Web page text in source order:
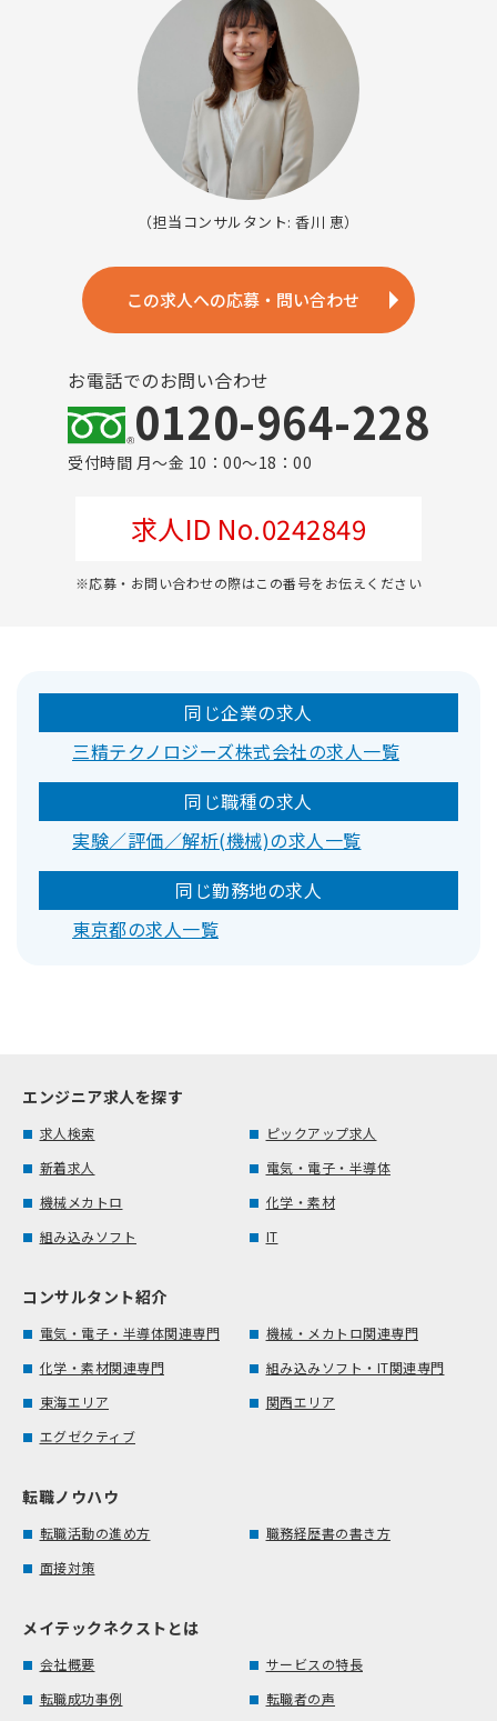
（担当コンサルタント: 香川 恵）
この求人への応募・問い合わせ
お電話でのお問い合わせ
0120-964-228
受付時間 月～金 10：00～18：00
求人ID No.0242849
※応募・お問い合わせの際はこの番号をお伝えください
同じ企業の求人
三精テクノロジーズ株式会社の求人一覧
同じ職種の求人
実験／評価／解析(機械)の求人一覧
同じ勤務地の求人
東京都の求人一覧
エンジニア求人を探す
求人検索
ピックアップ求人
新着求人
電気・電子・半導体
機械メカトロ
化学・素材
組み込みソフト
IT
コンサルタント紹介
電気・電子・半導体関連専門
機械・メカトロ関連専門
化学・素材関連専門
組み込みソフト・IT関連専門
東海エリア
関西エリア
エグゼクティブ
転職ノウハウ
転職活動の進め方
職務経歴書の書き方
面接対策
メイテックネクストとは
会社概要
サービスの特長
転職成功事例
転職者の声